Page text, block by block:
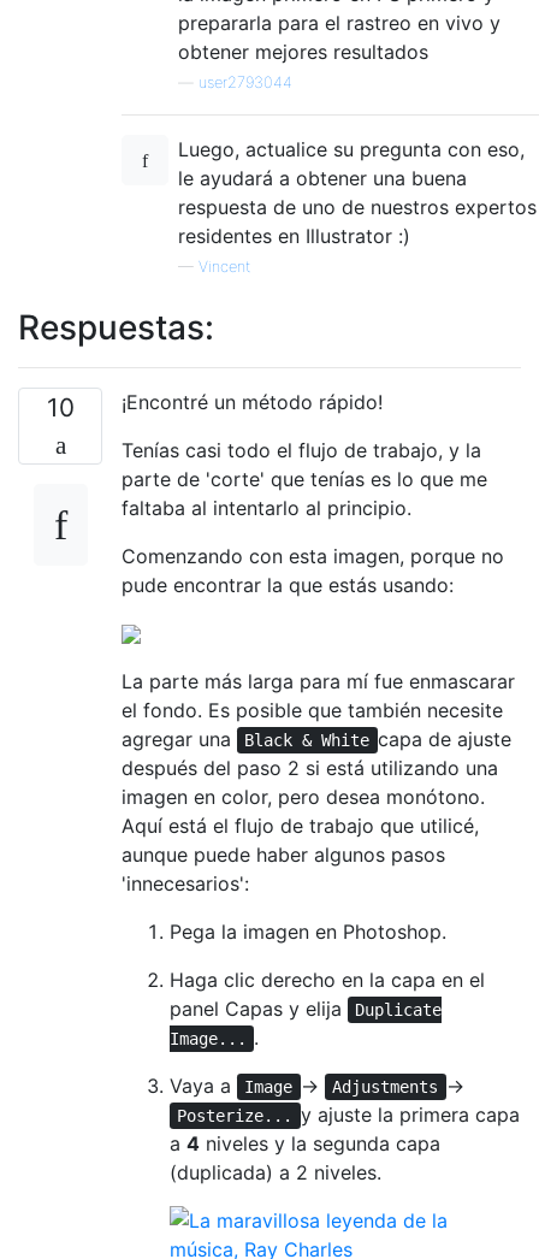
prepararla para el rastreo en vivo y
obtener mejores resultados
user2793044
Luego, actualice su pregunta con eso,
le ayudará a obtener una buena
respuesta de uno de nuestros expertos
residentes en Illustrator :)
— Vincent
Respuestas:
10
¡Encontré un método rápido!
Tenías casi todo el flujo de trabajo, y la
parte de 'corte' que tenías es lo que me
faltaba al intentarlo al principio.
Comenzando con esta imagen, porque no
pude encontrar la que estás usando:
La parte más larga para mí fue enmascarar
el fondo. Es posible que también necesite
agregar una
Black & White capa de ajuste
después del paso 2 si está utilizando una
imagen en color, pero desea monótono.
Aquí está el flujo de trabajo que utilicé,
aunque puede haber algunos pasos
'innecesarios':
Pega la imagen en Photoshop.
Haga clic derecho en la capa en el
panel Capas y elija
Duplicate
Image...
.
Vaya a
Image → Adjustments →
Posterize...
y ajuste la primera capa
a 4 niveles y la segunda capa
(duplicada) a 2 niveles.